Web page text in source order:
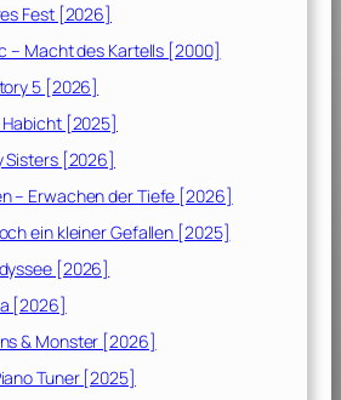
Fest [2026]
– Macht des Kartells [2000]
5 [2026]
Habicht [2025]
Sisters [2026]
– Erwachen der Tiefe [2026]
ein kleiner Gefallen [2025]
[2026]
[2026]
& Monster [2026]
Tuner [2025]